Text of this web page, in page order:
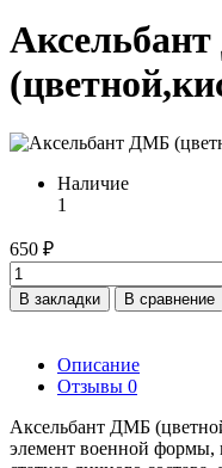
Наличие
1
650 ₽
В закладки
В сравнение
Описание
Отзывы 0
Аксельбант ДМБ
элемент военной формы,